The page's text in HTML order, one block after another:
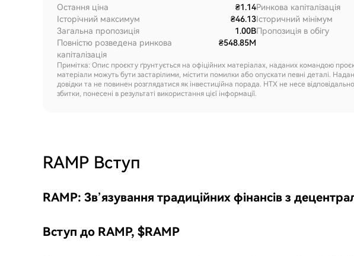
Остання ціна
₴1.14
Історічний максимум
₴46.13
Загальна пропозиція
1.00B
Повністю розведена ринкова
капіталізація
₴548.85M
Ринкова капіталізація
Історичний мінімум
Пропозиція в обігу
Примітка: Опис проєкту ґрунтується на офіційних матеріалах, наданих командою
матеріали можуть бути застарілими, містити помилки або опускати певні деталі.
довідки та не повинен розглядатися як інвестиційна порада. HTX не несе
збитки, понесені в результаті використання цієї інформації.
RAMP Вступ
RAMP: Зв’язування традиційних фінансів з
Вступ до RAMP, $RAMP